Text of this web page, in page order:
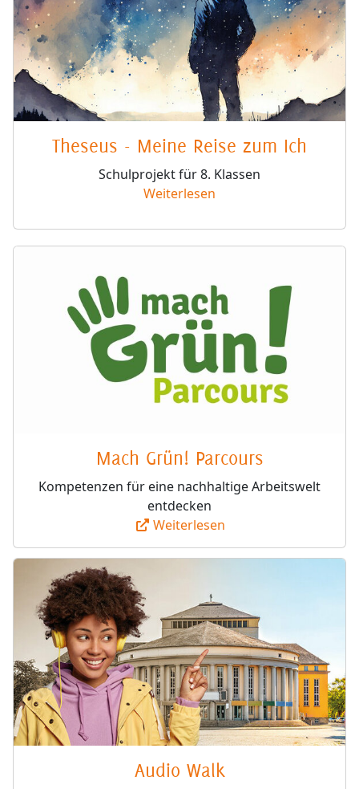
Theseus - Meine Reise zum Ich
Schulprojekt für 8. Klassen
Weiterlesen
Mach Grün! Parcours
Kompetenzen für eine nachhaltige Arbeitswelt
entdecken
Weiterlesen
Audio Walk